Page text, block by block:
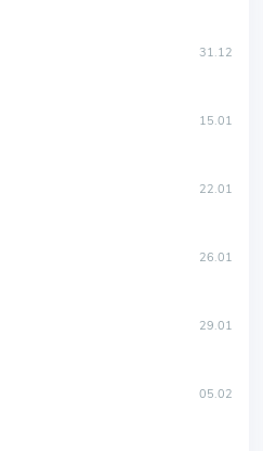
31.12
15.01
22.01
26.01
29.01
05.02